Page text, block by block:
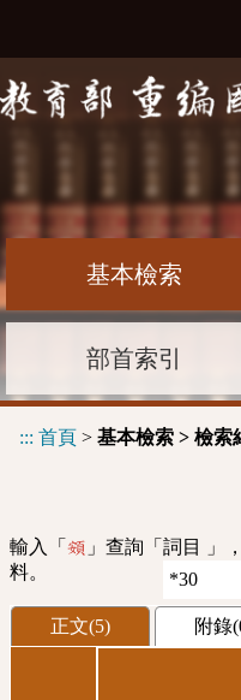
基本檢索
部首索引
::: 首頁 > 基本檢索 > 檢索
輸入「 頞 」查詢「詞目 」
料。
正文(5) 附錄